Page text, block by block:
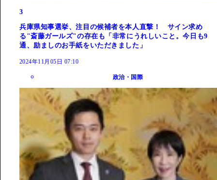
3
兵庫県知事選挙、注目の候補者を本人直撃！ サイン求め
る"斎藤ガールズ"の存在も「非常にうれしいこと。今日も9
通、励ましのお手紙をいただきました」
2024年11月05日 07:10
政治・国際